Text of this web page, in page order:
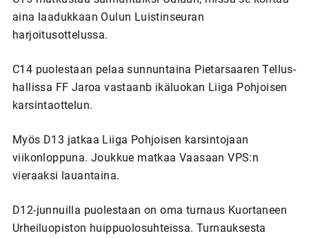
aina laadukkaan Oulun Luistinseuran
harjoitusottelussa.
C14 puolestaan pelaa sunnuntaina Pietarsaaren Tellus-
hallissa FF Jaroa vastaanb ikäluokan Liiga Pohjoisen
karsintaottelun.
Myös D13 jatkaa Liiga Pohjoisen karsintojaan
viikonloppuna. Joukkue matkaa Vaasaan VPS:n
vieraaksi lauantaina.
D12-junnuilla puolestaan on oma turnaus Kuortaneen
Urheiluopiston huippuolosuhteissa. Turnauksesta